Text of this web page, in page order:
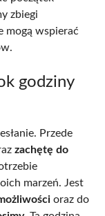
zbiegi
mogą wspierać
godziny
Przede
zachętę do
marzeń. Jest
oraz do